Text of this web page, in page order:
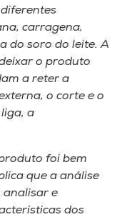
carragena,
do soro do leite. A
o produto
a reter a
o corte e o
a
foi bem
que a análise
analisar e
dos